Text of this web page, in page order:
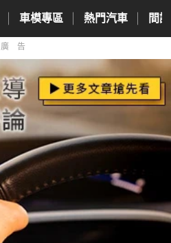
車模專區 熱門汽車 間
廣告